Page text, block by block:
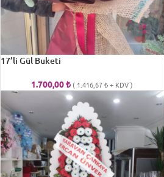
17’li Gül Buketi
1.700,00₺ ( 1.416,67₺+ KDV )